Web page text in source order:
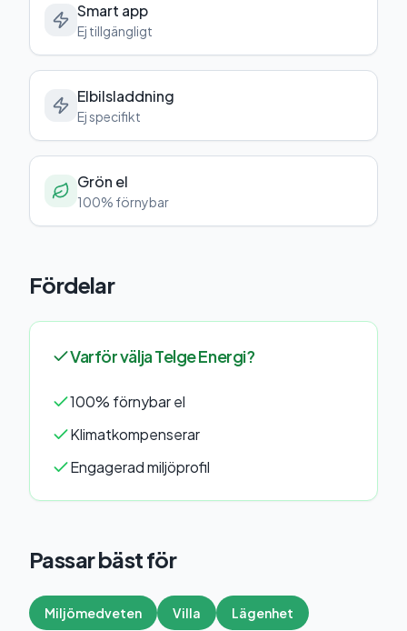
Smart app
Ej tillgängligt
Elbilsladdning
Ej specifikt
Grön el
100% förnybar
Fördelar
Varför väljaTelge Energi?
100% förnybar el
Klimatkompenserar
Engagerad miljöprofil
Passar bäst för
Miljömedveten Villa Lägenhet